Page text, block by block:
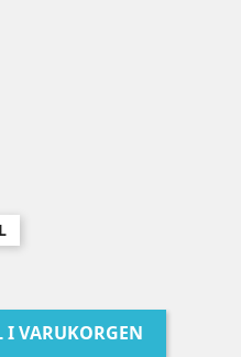
I VARUKORGEN